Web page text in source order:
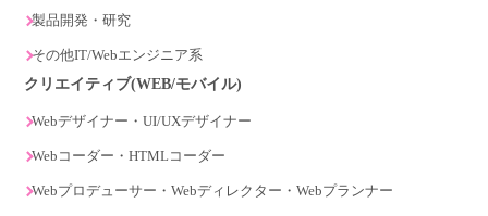
製品開発・研究
その他IT/Webエンジニア系
クリエイティブ(WEB/モバイル)
Webデザイナー・UI/UXデザイナー
Webコーダー・HTMLコーダー
Webプロデューサー・Webディレクター・Webプランナー